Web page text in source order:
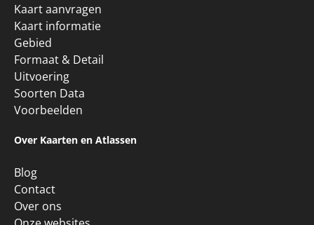
Kaart aanvragen
Kaart informatie
Gebied
Formaat & Detail
Uitvoering
Soorten Data
Voorbeelden
Over Kaarten en Atlassen
Blog
Contact
Over ons